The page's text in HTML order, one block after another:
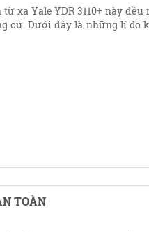
xa Yale YDR 3110+ này
cư. Dưới đây là những lí do
TOÀN